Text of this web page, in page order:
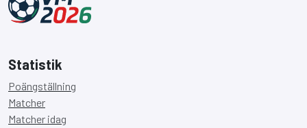
Statistik
Poängställning
Matcher
Matcher idag